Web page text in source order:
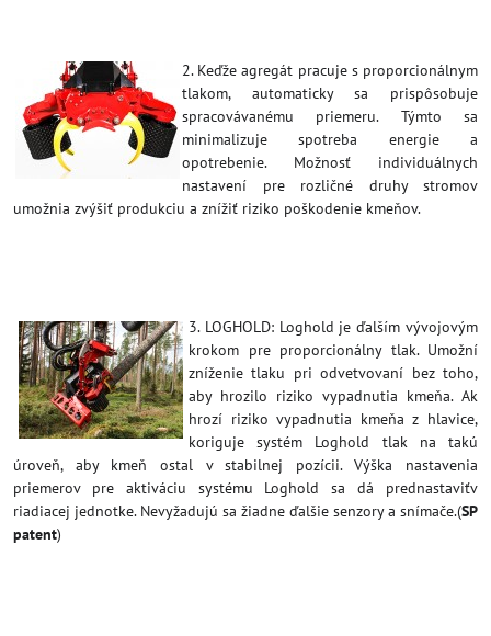
2. Keďže agregát pracuje s proporcionálnym
tlakom, automaticky sa prispôsobuje
spracovávanému priemeru. Týmto sa
minimalizuje spotreba energie a
opotrebenie. Možnosť individuálnych
nastavení pre rozličné druhy stromov
umožnia zvýšiť produkciu a znížiť riziko poškodenie kmeňov.
3. LOGHOLD: Loghold je ďalším vývojovým
krokom pre proporcionálny tlak. Umožní
zníženie tlaku pri odvetvovaní bez toho,
aby hrozilo riziko vypadnutia kmeňa. Ak
hrozí riziko vypadnutia kmeňa z hlavice,
koriguje systém Loghold tlak na takú
úroveň, aby kmeň ostal v stabilnej pozícii. Výška nastavenia
priemerov pre aktiváciu systému Loghold sa dá prednastaviťv
riadiacej jednotke. Nevyžadujú sa žiadne ďalšie senzory a snímače.(SP
patent)